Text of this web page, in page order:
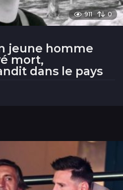
911 0
jeune homme
mort,
dans le pays
e